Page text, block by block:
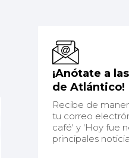
¡Anótate a
de Atlántico!
Recibe de
tu correo
café' y 'Hoy fue
principales